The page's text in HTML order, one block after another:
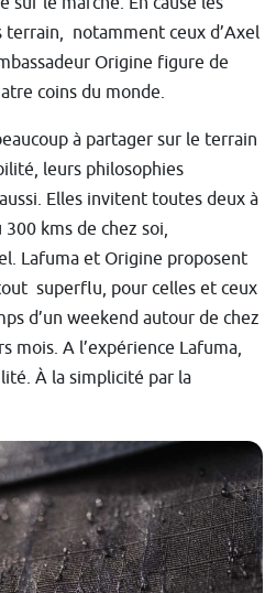
notamment ceux d’Axel
Origine figure de
coins du monde.
à partager sur le terrain
leurs philosophies
Elles invitent toutes deux à
kms de chez soi,
Lafuma et Origine proposent
superflu, pour celles et ceux
d’un weekend autour de chez
mois. A l’expérience Lafuma,
À la simplicité par la